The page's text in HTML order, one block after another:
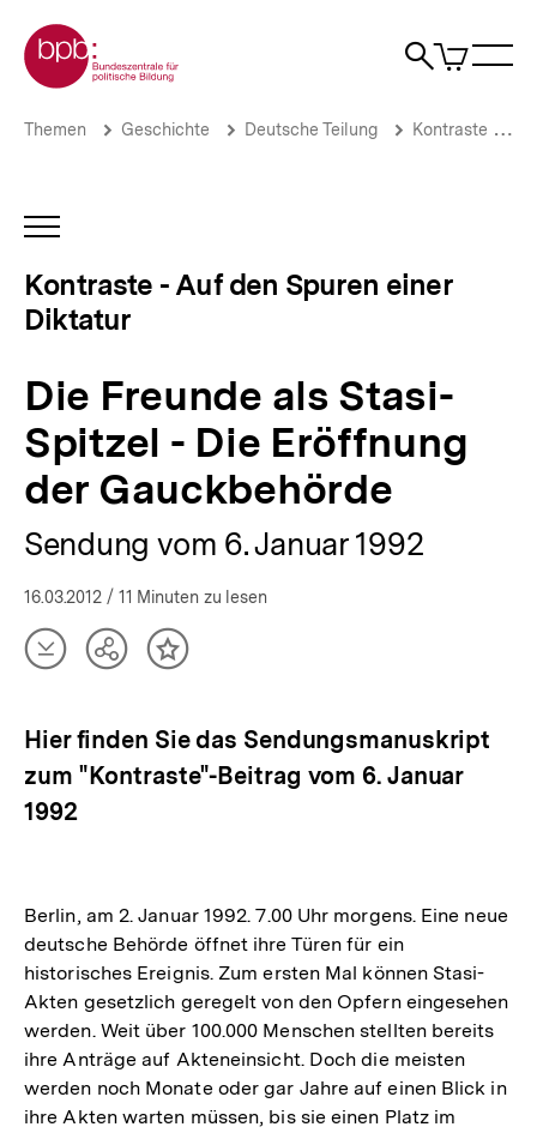
zum
Seiteninhalt
springen
Zur Startseite der bpb
Suche
Artikel
im
Die
Spitzel
Eröffnung
der
Kontraste
Auf
den
Spuren
einer
Diktatur
Brotkrümelnavigation
Pfadnavigation
Themen Geschichte Deutsche Teilung Kontraste - Auf den Spuren einer Diktatur
INHALTSNAVIGATION
Kontraste - Auf den Spuren einer
Diktatur
Die Freunde als Stasi-
Spitzel - Die Eröffnung
der Gauckbehörde
Sendung vom 6. Januar 1992
16.03.2012 / 11 Minuten zu lesen
Artikel
herunterladen
TeilenInhalt
Hier finden Sie das Sendungsmanuskript
zum "Kontraste"-Beitrag vom 6. Januar
1992
Berlin, am 2. Januar 1992. 7.00 Uhr morgens. Eine neue
deutsche Behörde öffnet ihre Türen für ein
historisches Ereignis. Zum ersten Mal können Stasi-
Akten gesetzlich geregelt von den Opfern eingesehen
werden. Weit über 100.000 Menschen stellten bereits
ihre Anträge auf Akteneinsicht. Doch die meisten
werden noch Monate oder gar Jahre auf einen Blick in
ihre Akten warten müssen, bis sie einen Platz im